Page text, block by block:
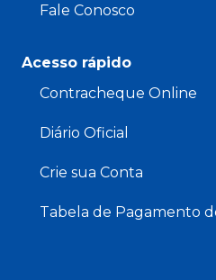
Fale Conosco
Acesso rápido
Contracheque Online
Diário Oficial
Crie sua Conta
Tabela de Pagamento